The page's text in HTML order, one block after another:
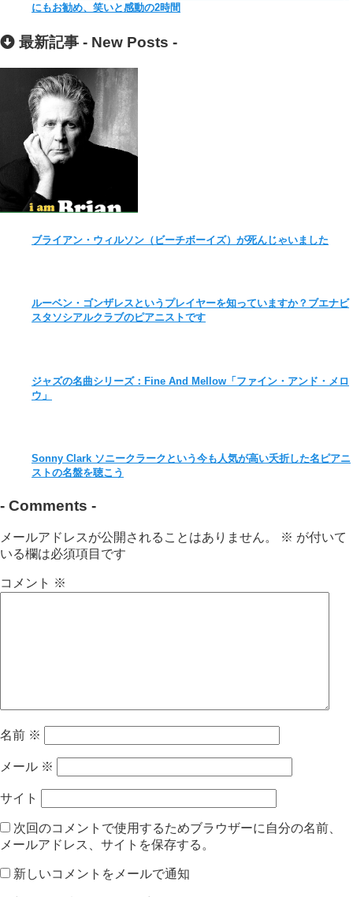
にもお勧め、笑いと感動の2時間
最新記事 - New Posts -
ブライアン・ウィルソン（ビーチボーイズ）が死んじゃいました
ルーベン・ゴンザレスというプレイヤーを知っていますか？ブエナビ
スタソシアルクラブのピアニストです
ジャズの名曲シリーズ：Fine And Mellow「ファイン・アンド・メロ
ウ」
Sonny Clark ソニークラークという今も人気が高い夭折した名ピアニ
ストの名盤を聴こう
- Comments -
メールアドレスが公開されることはありません。 ※ が付いて
いる欄は必須項目です
コメント ※
名前 ※
メール ※
サイト
次回のコメントで使用するためブラウザーに自分の名前、
メールアドレス、サイトを保存する。
新しいコメントをメールで通知